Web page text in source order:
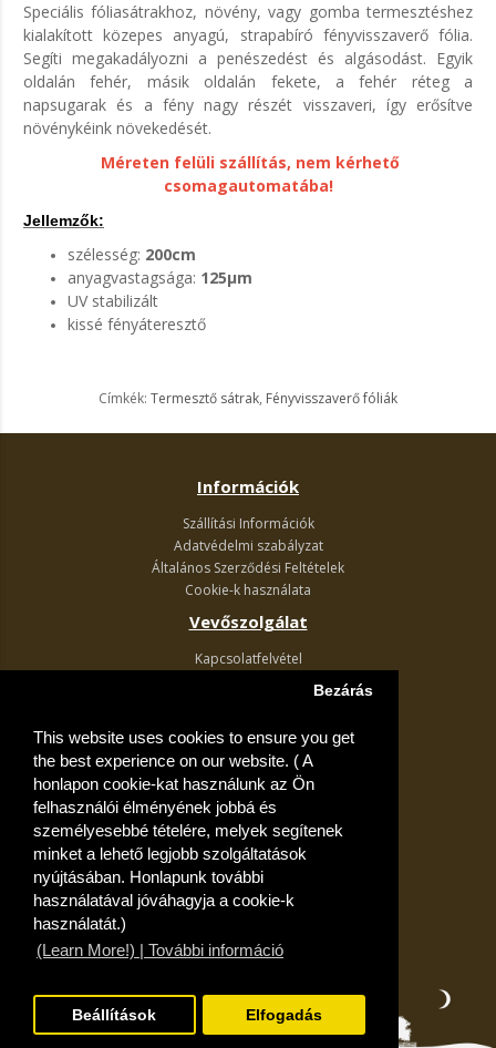
This website uses cookies to ensure you get
the best experience on our website. ( A
honlapon cookie-kat használunk az Ön
felhasználói élményének jobbá és
személyesebbé tételére, melyek segítenek
minket a lehető legjobb szolgáltatások
nyújtásában. Honlapunk további
használatával jóváhagyja a cookie-k
használatát.)
(Learn More!) | További információ
Bezárás
Beállítások Elfogadás
Speciális fóliasátrakhoz, növény, vagy gomba termesztéshez
kialakított közepes anyagú, strapabíró fényvisszaverő fólia.
Segíti megakadályozni a penészedést és algásodást. Egyik
oldalán fehér, másik oldalán fekete, a fehér réteg a
napsugarak és a fény nagy részét visszaveri, így erősítve
növénykéink növekedését.
Méreten felüli szállítás, nem kérhető
csomagautomatába!
Jellemzők:
szélesség: 200cm
anyagvastagsága: 125μm
UV stabilizált
kissé fényáteresztő
Címkék: Termesztő sátrak, Fényvisszaverő fóliák
Információk
Szállítási Információk
Adatvédelmi szabályzat
Általános Szerződési Feltételek
Cookie-k használata
Vevőszolgálat
Kapcsolatfelvétel
Akciós ajánlatok
Fiók
Kívánságlista